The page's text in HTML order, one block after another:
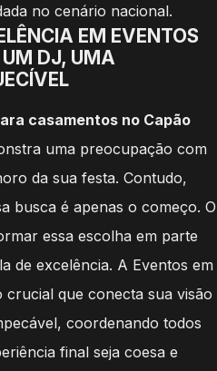
no cenário nacional.
EM EVENTOS
DJ, UMA
casamentos no Capão
uma preocupação com
da sua festa. Contudo,
busca é apenas o começo. O
essa escolha em parte
de excelência. A Eventos em
que conecta sua visão
coordenando todos
final seja coesa e